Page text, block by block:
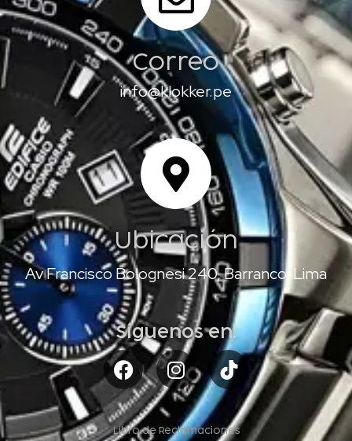
Correo
info@klokker.pe
Ubicación
Av Francisco Bolognesi 240, Barranco, Lima
Síguenos en:
Libro de Reclamaciones